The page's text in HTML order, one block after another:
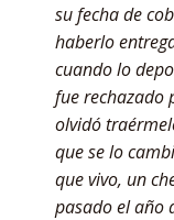
su fecha de
haberlo
cuando lo
fue rechazado
olvidó
que se lo
que vivo, un
pasado el año